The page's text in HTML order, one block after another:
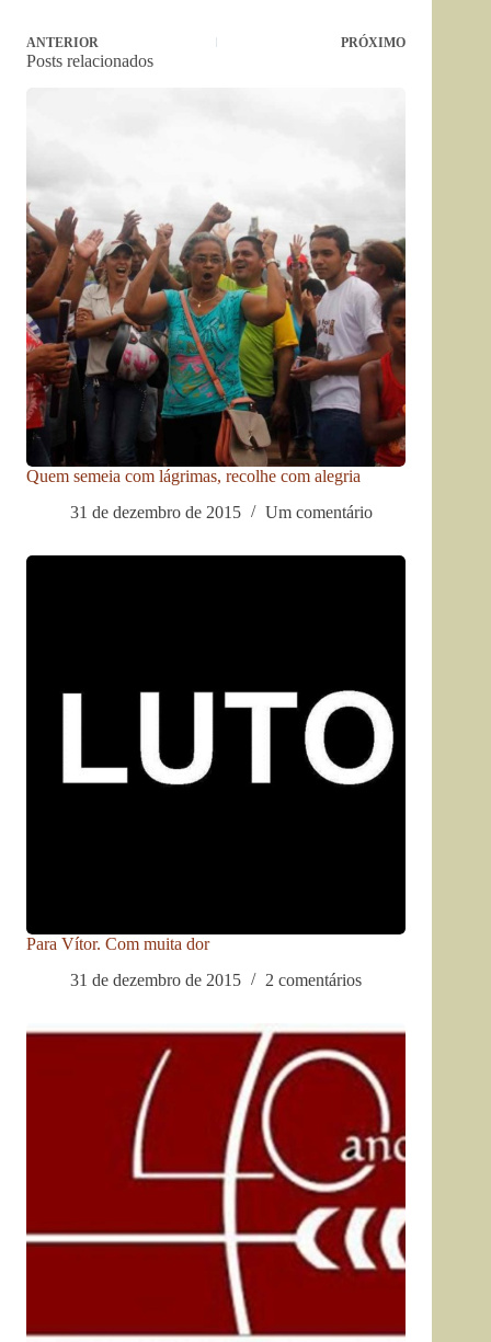
ANTERIOR PRÓXIMO
Posts relacionados
Quem semeia com lágrimas, recolhe com alegria
31 de dezembro de 2015
Um comentário
Para Vítor. Com muita dor
31 de dezembro de 2015
2 comentários